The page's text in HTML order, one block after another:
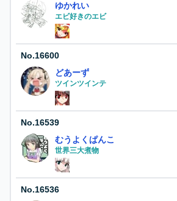
ゆかれい
エビ好きのエビ
No.16600
どあーず
ツインツインテ
No.16539
むうよくぱんこ
世界三大煮物
No.16536